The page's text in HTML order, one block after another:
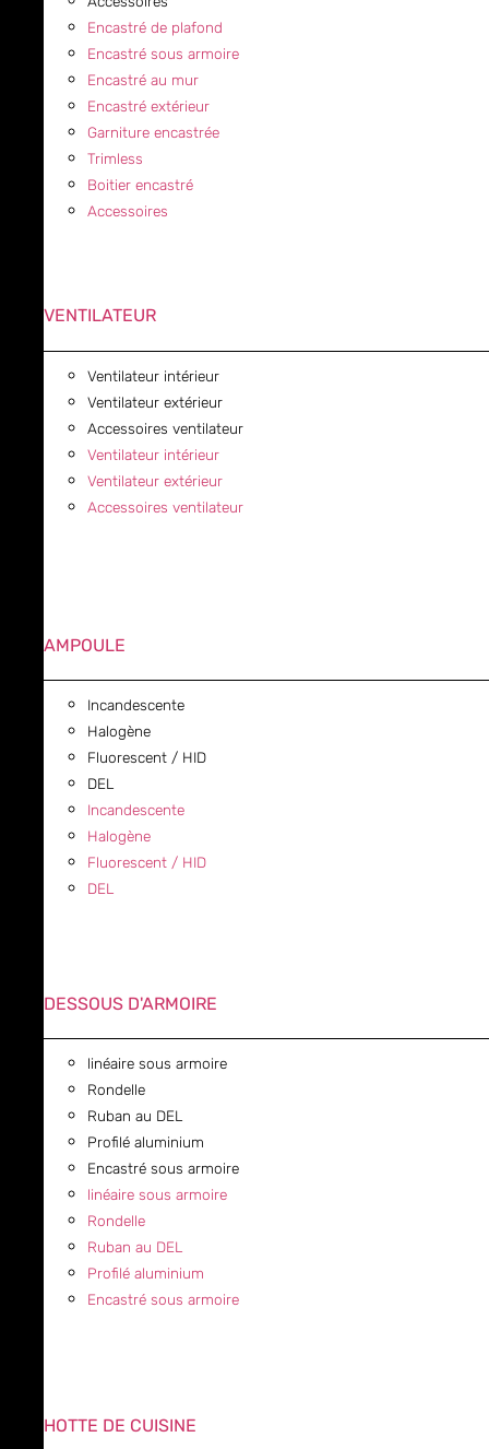
Encastré de plafond
Encastré sous armoire
Encastré au mur
Encastré extérieur
Garniture encastrée
Trimless
Boitier encastré
Accessoires
VENTILATEUR
Ventilateur intérieur
Ventilateur extérieur
Accessoires ventilateur
Ventilateur intérieur
Ventilateur extérieur
Accessoires ventilateur
AMPOULE
Incandescente
Halogène
Fluorescent / HID
DEL
Incandescente
Halogène
Fluorescent / HID
DEL
DESSOUS D'ARMOIRE
linéaire sous armoire
Rondelle
Ruban au DEL
Profilé aluminium
Encastré sous armoire
linéaire sous armoire
Rondelle
Ruban au DEL
Profilé aluminium
Encastré sous armoire
HOTTE DE CUISINE